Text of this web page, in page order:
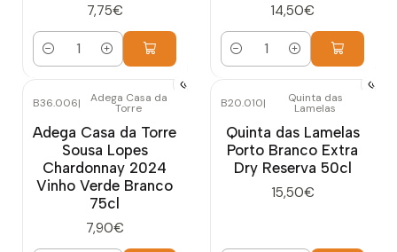
7,75€
Quantidade
14,50€
Quantidade
B36.006| Adega Casa da
Torre
Adega Casa da Torre
Sousa Lopes
Chardonnay 2024
Vinho Verde Branco
75cl
7,90€
B20.010| Quinta das
Lamelas
Quinta das Lamelas
Porto Branco Extra
Dry Reserva 50cl
15,50€